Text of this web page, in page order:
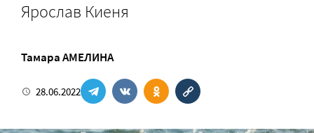
Ярослав Киеня
Тамара АМЕЛИНА
28.06.2022